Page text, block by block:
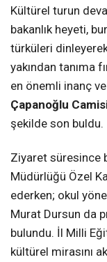
Kültürel turun
bakanlık heyeti,
türküleri
yakından tanıma
en önemli inanç
Çapanoğlu
şekilde son buldu.
Ziyaret süresince
Müdürlüğü Özel
ederken; okul
Murat Dursun da
bulundu. İl Milli
kültürel mirasını